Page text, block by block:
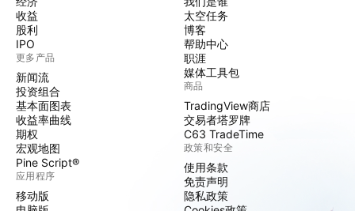
收益
股利
IPO
更多产品
新闻流
投资组合
基本面图表
收益率曲线
期权
宏观地图
Pine Script®
应用程序
移动版
太空任务
博客
帮助中心
职涯
媒体工具包
商品
TradingView商店
交易者塔罗牌
C63 TradeTime
政策和安全
使用条款
免责声明
隐私政策